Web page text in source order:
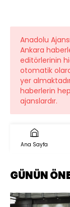
Anadolu
Ankara
editörlerinin
otomatik
yer
haberlerin
ajanslardır.
Ana Sayfa
GÜNÜN